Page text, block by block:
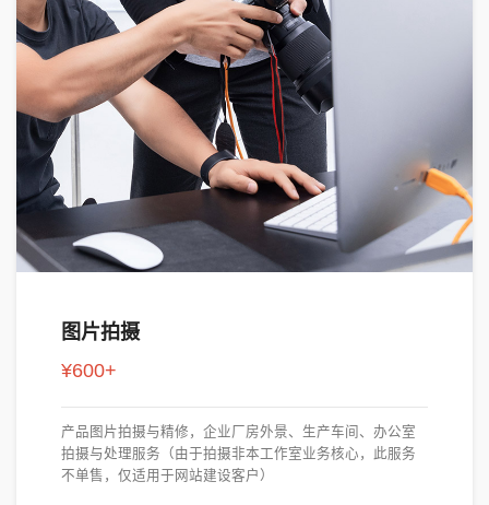
图片拍摄
¥600+
产品图片拍摄与精修，企业厂房外景、生产车间、办公室
拍摄与处理服务（由于拍摄非本工作室业务核心，此服务
不单售，仅适用于网站建设客户）